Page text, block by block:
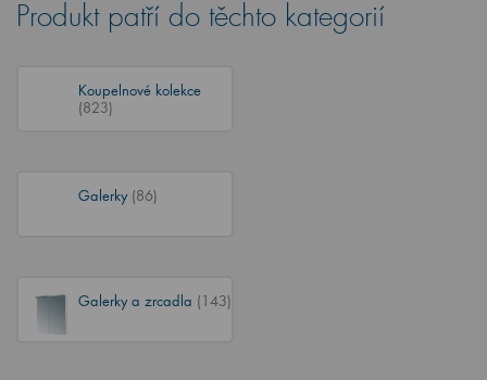
Produkt patří do těchto kategorií
Koupelnové kolekce
(823)
Galerky (86)
Galerky a zrcadla (143)